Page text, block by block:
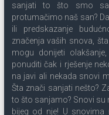
sanjati to što smo
protumačimo naš san?
ili predskazanje
značenja vaših snova,
mogu donijeti
ponuditi čak i rješenje
na javi ali nekada snovi
Šta znači sanjati nešto?
to što sanjamo? Snovi su
bijeg od nje! U snovima